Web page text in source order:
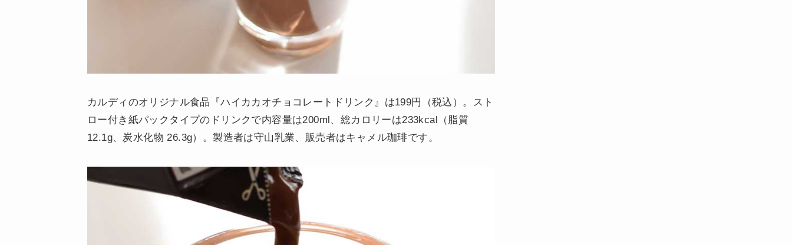
カルディのオリジナル食品『ハイカカオチョコレートドリンク』は199円（税込）。スト
ロー付き紙パックタイプのドリンクで内容量は200ml、総カロリーは233kcal（脂質
12.1g、炭水化物 26.3g）。製造者は守山乳業、販売者はキャメル珈琲です。